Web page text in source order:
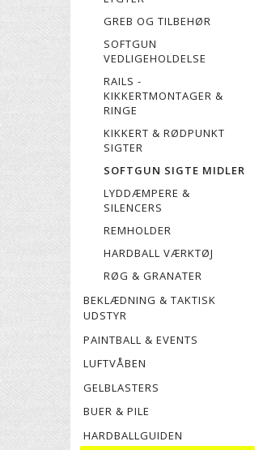
GREB OG TILBEHØR
SOFTGUN
VEDLIGEHOLDELSE
RAILS -
KIKKERTMONTAGER &
RINGE
KIKKERT & RØDPUNKT
SIGTER
SOFTGUN SIGTE MIDLER
LYDDÆMPERE &
SILENCERS
REMHOLDER
HARDBALL VÆRKTØJ
RØG & GRANATER
BEKLÆDNING & TAKTISK
UDSTYR
PAINTBALL & EVENTS
LUFTVÅBEN
GELBLASTERS
BUER & PILE
HARDBALLGUIDEN